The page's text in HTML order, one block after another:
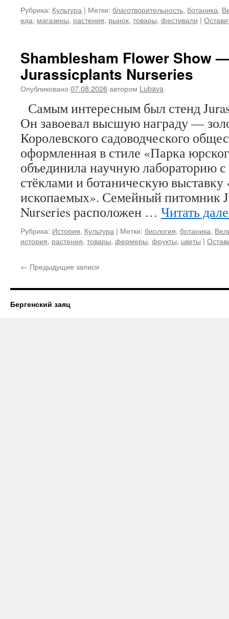
Рубрика: Культура | Метки: благотворительность, ботаника,
еда, магазины, растения, рынок, товары, фестивали |
Shamblesham Flower Show
Jurassicplants Nurseries
Опубликовано 07.08.2026автором Lubava
Самым интересным был стенд
Он завоевал высшую награду —
Королевского садоводческого
оформленная в стиле «Парка
объединила научную лабораторию
стёклами и ботаническую
ископаемых». Семейный питомник
Nurseries расположен … Читать
Рубрика: История, Культура | Метки: биология, ботаника,
история, растения, товары, фермеры, фрукты, цветы |
← Предыдущие записи
Бергенский заяц